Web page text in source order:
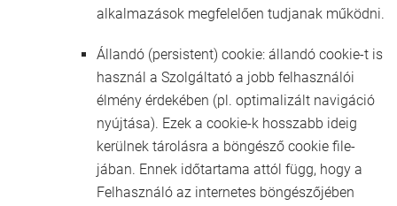
alkalmazások megfelelően tudjanak működni.
Állandó (persistent) cookie: állandó cookie-t is
használ a Szolgáltató a jobb felhasználói
élmény érdekében (pl. optimalizált navigáció
nyújtása). Ezek a cookie-k hosszabb ideig
kerülnek tárolásra a böngésző cookie file-
jában. Ennek időtartama attól függ, hogy a
Felhasználó az internetes böngészőjében